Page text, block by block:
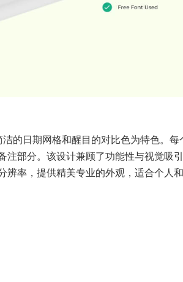
的日期网格和醒目的对比色为特色。每
部分。该设计兼顾了功能性与视觉吸
率，提供精美专业的外观，适合个人和